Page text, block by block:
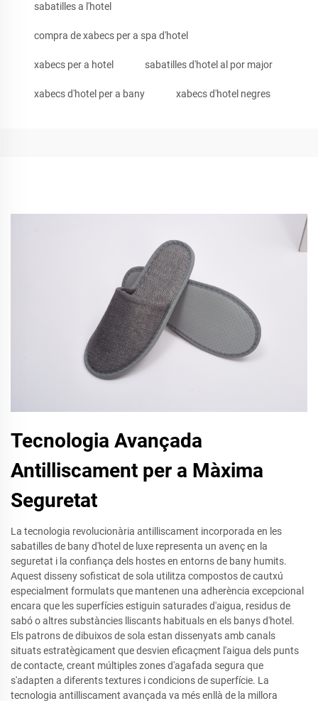
sabatilles a l'hotel
compra de xabecs per a spa d'hotel
xabecs per a hotel sabatilles d'hotel al por major
xabecs d'hotel per a bany xabecs d'hotel negres
Tecnologia Avançada
Antilliscament per a Màxima
Seguretat
La tecnologia revolucionària antilliscament incorporada en les
sabatilles de bany d'hotel de luxe representa un avenç en la
seguretat i la confiança dels hostes en entorns de bany humits.
Aquest disseny sofisticat de sola utilitza compostos de cautxú
especialment formulats que mantenen una adherència excepcional
encara que les superfícies estiguin saturades d'aigua, residus de
sabó o altres substàncies lliscants habituals en els banys d'hotel.
Els patrons de dibuixos de sola estan dissenyats amb canals
situats estratègicament que desvien eficaçment l'aigua dels punts
de contacte, creant múltiples zones d'agafada segura que
s'adapten a diferents textures i condicions de superfície. La
tecnologia antilliscament avançada va més enllà de la millora